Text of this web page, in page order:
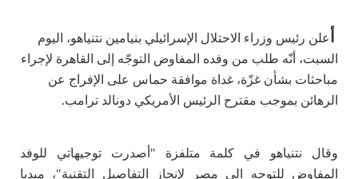
علن رئيس وزراء الاحتلال الإسرائيلي بنيامين نتنياهو، اليوم
السبت، أنّه طلب من وفده المفاوض التوجّه إلى القاهرة لإجراء
مباحثات بشأن غزّة، غداة موافقة حماس على الإفراج عن
الرهائن بموجب مقترح الرئيس الأمريكي دونالد ترامب.
وقال نتنياهو في كلمة متلفزة "أصدرت توجيهاتي للوفد
المفاوض للتوجه الى مصر لإنجاز التفاصيل التقنية"، مبديا